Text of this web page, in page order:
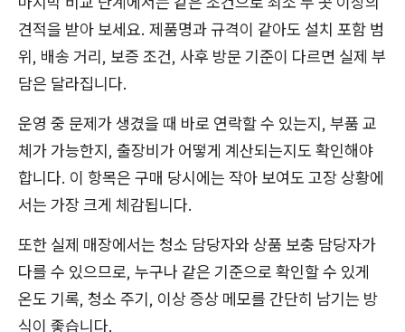
견적을 받아 보세요. 제품명과 규격이 같아도 설치 포함 범
위, 배송 거리, 보증 조건, 사후 방문 기준이 다르면 실제 부
담은 달라집니다.
운영 중 문제가 생겼을 때 바로 연락할 수 있는지, 부품 교
체가 가능한지, 출장비가 어떻게 계산되는지도 확인해야
합니다. 이 항목은 구매 당시에는 작아 보여도 고장 상황에
서는 가장 크게 체감됩니다.
또한 실제 매장에서는 청소 담당자와 상품 보충 담당자가
다를 수 있으므로, 누구나 같은 기준으로 확인할 수 있게
온도 기록, 청소 주기, 이상 증상 메모를 간단히 남기는 방
식이 좋습니다.